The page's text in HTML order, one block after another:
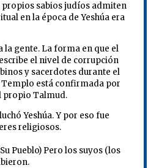
propios sabios judíos admiten
en la época de Yeshúa era
la gente. La forma en que el
el nivel de corrupción
y sacerdotes durante el
está confirmada por
propio Talmud.
Yeshúa. Y por eso fue
religiosos.
Pueblo) Pero los suyos (los